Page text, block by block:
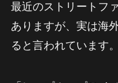
最近のストリートフ
ありますが、実は海
ると言われています。